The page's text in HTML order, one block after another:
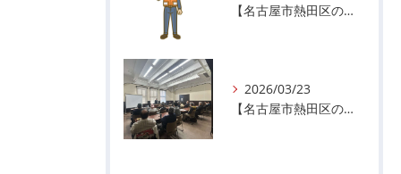
【名古屋市熱田区の警備会社】GWの面接状況について！
2026/03/23
【名古屋市熱田区の警備会社】ちょっと早い春を感じた1日🌸